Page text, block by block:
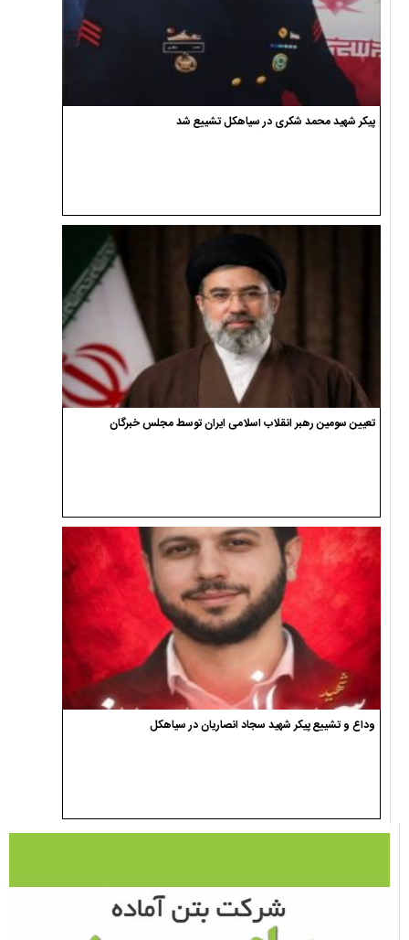
پیکر شهید محمد شکری در سیاهکل تشییع شد
تعیین سومین رهبر انقلاب اسلامی ایران توسط مجلس خبرگان
وداع و تشییع پیکر شهید سجاد انصاریان در سیاهکل